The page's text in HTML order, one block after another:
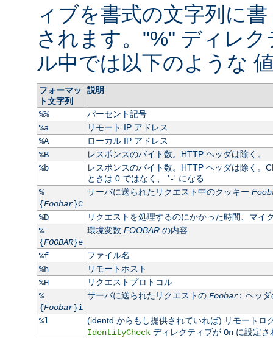
ィブを書式の文字列に
されます。"%" ディレ
ル中では以下のような
フォーマッ
ト文字列
説明
%%
パーセント記号
%a
リモート IP アドレス
%A
ローカル IP アドレス
%B
レスポンスのバイト数。HTTP ヘッダは除く。
%b
レスポンスのバイト数。HTTP ヘッダは除く。
ときは 0 ではなく、 '-' になる
%
{Foobar}C
サーバに送られたリクエスト中のクッキー
%D
リクエストを処理するのにかかった時間、マイ
%
{FOOBAR}e
環境変数 FOOBARの内容
%f
ファイル名
%h
リモートホスト
%H
リクエストプロトコル
%
{Foobar}i
サーバに送られたリクエストの Foobar: ヘッ
%l
(identd からもし提供されていれば) リモートロ
IdentityCheckディレクティブが Onに設定さ